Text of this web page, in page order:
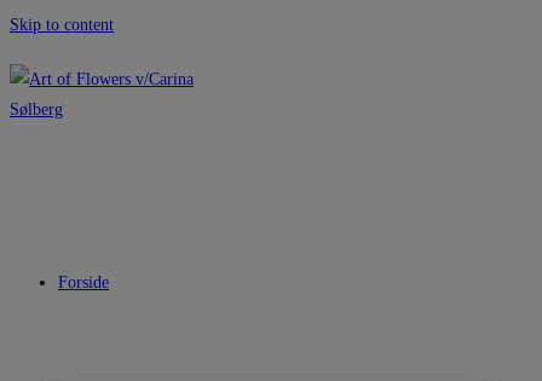
Skip to content
Forside